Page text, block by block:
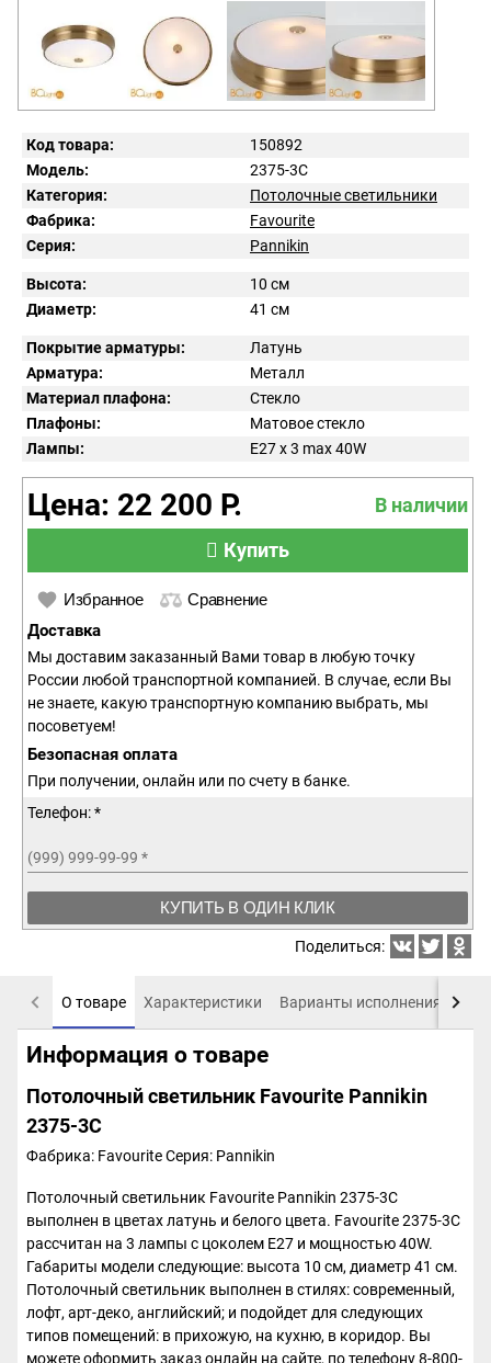
Код товара:
150892
Модель:
2375-3C
Категория:
Потолочные светильники
Фабрика:
Favourite
Серия:
Pannikin
Высота:
10 см
Диаметр:
41 см
Покрытие арматуры:
Латунь
Арматура:
Металл
Материал плафона:
Стекло
Плафоны:
Матовое стекло
Лампы:
E27 x 3 max 40W
Цена: 22 200 Р.
В наличии
Купить
Избранное Сравнение
Доставка
Мы доставим заказанный Вами товар в любую точку
России любой транспортной компанией. В случае, если Вы
не знаете, какую транспортную компанию выбрать, мы
посоветуем!
Безопасная оплата
При получении, онлайн или по счету в банке.
Телефон: *
(999) 999-99-99 *
КУПИТЬ В ОДИН КЛИК
Поделиться:
О товаре Характеристики Варианты исполнения
Информация о товаре
Потолочный светильник Favourite Pannikin
2375-3C
Фабрика: FavouriteСерия: Pannikin
Потолочный светильник Favourite Pannikin 2375-3C
выполнен в цветах латунь и белого цвета. Favourite 2375-3C
рассчитан на 3 лампы с цоколем E27 и мощностью 40W.
Габариты модели следующие: высота 10 см, диаметр 41 см.
Потолочный светильник выполнен в стилях: современный,
лофт, арт-деко, английский; и подойдет для следующих
типов помещений: в прихожую, на кухню, в коридор. Вы
можете оформить заказ онлайн на сайте, по телефону 8-800-